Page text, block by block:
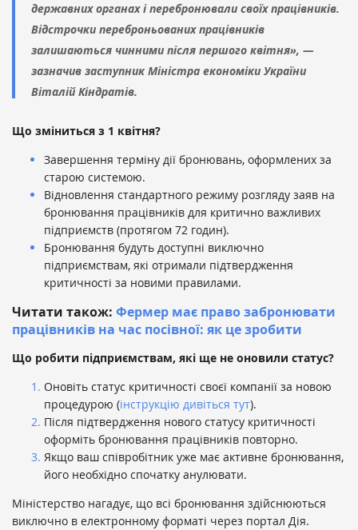
державних органах і перебронювали своїх працівників.
Відстрочки переброньованих працівників
залишаються чинними після першого квітня», —
зазначив заступник Міністра економіки України
Віталій Кіндратів.
Що зміниться з 1 квітня?
Завершення терміну дії бронювань, оформлених за
старою системою.
Відновлення стандартного режиму розгляду заяв на
бронювання працівників для критично важливих
підприємств (протягом 72 годин).
Бронювання будуть доступні виключно
підприємствам, які отримали підтвердження
критичності за новими правилами.
Читати також: Фермер має право забронювати
працівників на час посівної: як це зробити
Що робити підприємствам, які ще не оновили статус?
Оновіть статус критичності своєї компанії за новою
процедурою (інструкцію дивіться тут).
Після підтвердження нового статусу критичності
оформіть бронювання працівників повторно.
Якщо ваш співробітник уже має активне бронювання,
його необхідно спочатку анулювати.
Міністерство нагадує, що всі бронювання здійснюються
виключно в електронному форматі через портал Дія.